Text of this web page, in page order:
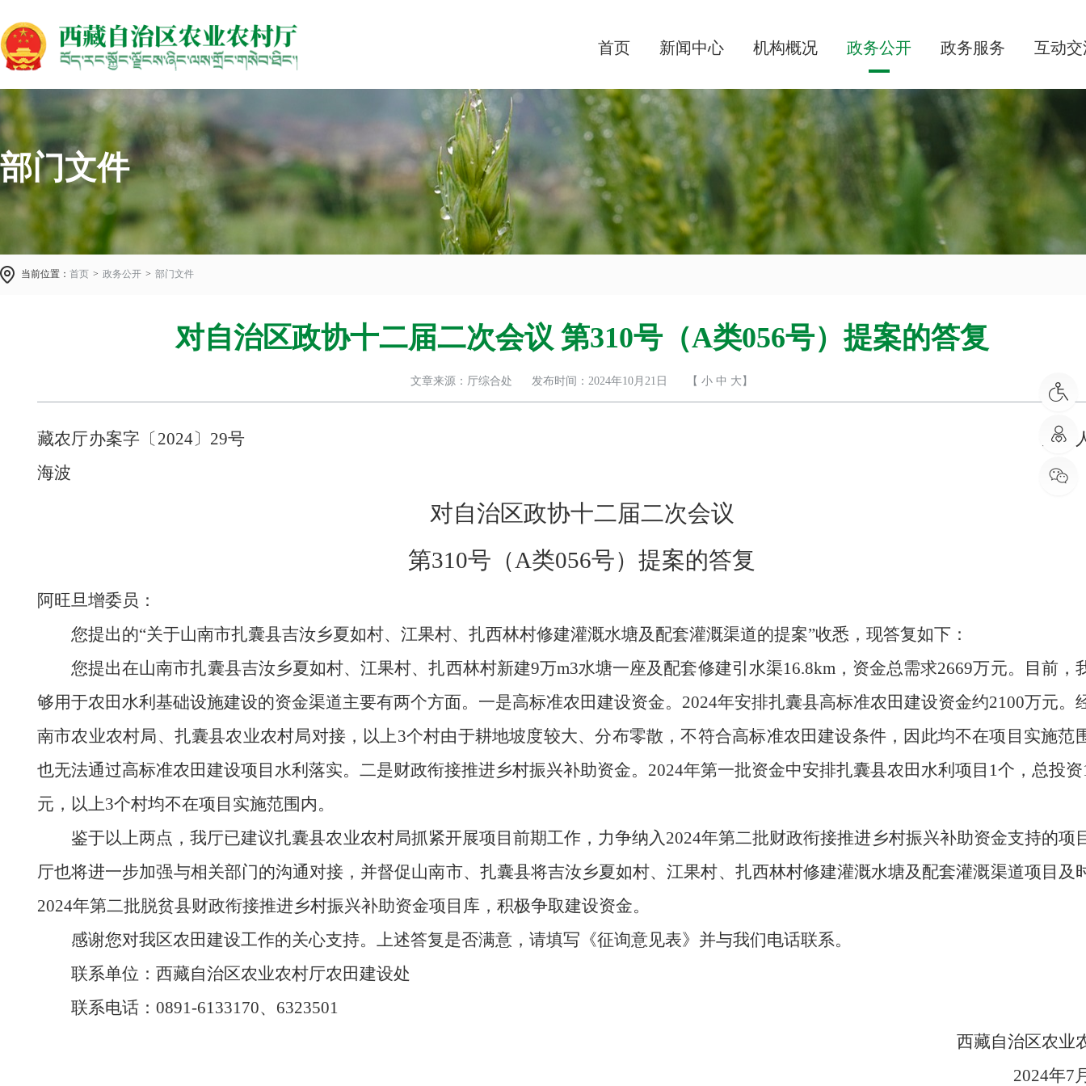
首页 新闻中心 机构概况 政务公开 政务服务 互动交
部门文件
当前位置： 首页 > 政务公开 > 部门文件
对自治区政协十二届二次会议 第310号（A类056号）提案的答复
文章来源：厅综合处 发布时间：2024年10月21日 【 小 中 大 】
藏农厅办案字〔2024〕29号 签发人：
海波
对自治区政协十二届二次会议
第310号（A类056号）提案的答复
阿旺旦增委员：
您提出的“关于山南市扎囊县吉汝乡夏如村、江果村、扎西林村修建灌溉水塘及配套灌溉渠道的提案”收悉，现答复如下：
您提出在山南市扎囊县吉汝乡夏如村、江果村、扎西林村新建9万m3水塘一座及配套修建引水渠16.8km，资金总需求2669万元。目前，
够用于农田水利基础设施建设的资金渠道主要有两个方面。 一是高标准农田建设资金。 2024年安排扎囊县高标准农田建设资金约2100万元。
南市农业农村局、扎囊县农业农村局对接，以上3个村由于耕地坡度较大、分布零散，不符合高标准农田建设条件，因此均不在项目实施范
也无法通过高标准农田建设项目水利落实。 二是财政衔接推进乡村振兴补助资金。 2024年第一批资金中安排扎囊县农田水利项目1个，总投资
元，以上3个村均不在项目实施范围内。
鉴于以上两点，我厅已建议扎囊县农业农村局抓紧开展项目前期工作，力争纳入2024年第二批财政衔接推进乡村振兴补助资金支持的项
厅也将进一步加强与相关部门的沟通对接，并督促山南市、扎囊县将吉汝乡夏如村、江果村、扎西林村修建灌溉水塘及配套灌溉渠道项目及
2024年第二批脱贫县财政衔接推进乡村振兴补助资金项目库，积极争取建设资金。
感谢您对我区农田建设工作的关心支持。上述答复是否满意，请填写《征询意见表》并与我们电话联系。
联系单位：西藏自治区农业农村厅农田建设处
联系电话：0891-6133170、6323501
西藏自治区农业
2024年7